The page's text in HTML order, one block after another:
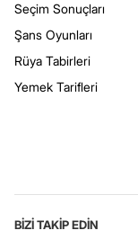
Seçim Sonuçları
Şans Oyunları
Rüya Tabirleri
Yemek Tarifleri
BİZİ TAKİP EDİN